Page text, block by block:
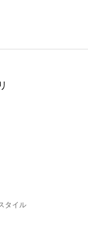
タイル